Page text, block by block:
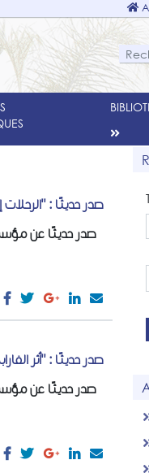
صدر حديثًا :
صدر حديثًا عن
صدر حديثًا : "أثر
صدر حديثًا عن